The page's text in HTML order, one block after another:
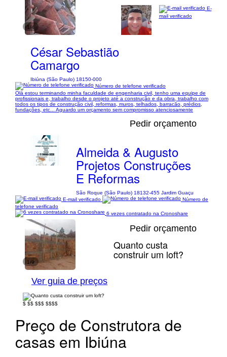
1/4
César Sebastião
Camargo
Ibiúna (São Paulo) 18150-000
E-
mail verificado
Número de telefone verificado
Olá estou terminando minha faculdade de engenharia civil, tenho uma equipe de
profissionais e, trabalho desde o projeto até a construção e da obra, trabalho com
todos os tipos de construção civil, reformas, muros, telhados, barracão, prédios,
fundações, etc... Aguardo um orçamento sem compromisso atenciosamente
Pedir orçamento
Almeida & Augusto
Projetos Construções
E Reformas
São Roque (São Paulo) 18132-455 Jardim Guaçu
E-mail verificado
Número de
telefone verificado
6 vezes contratado na Cronoshare
1/9
Pedir orçamento
Quanto custa
construir um loft?
Ver guia de preços
$ $$ $$$ $$$$
Preço de Construtora de
casas em Ibiúna